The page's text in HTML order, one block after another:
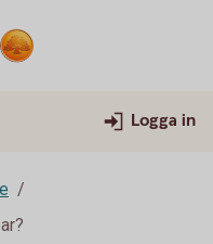
Logga in